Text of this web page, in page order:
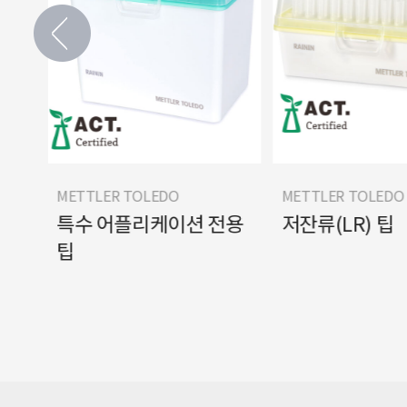
METTLER TOLEDO
특수 어플리케이션 전용
팁
METTLER TOLEDO
저잔류(LR) 팁